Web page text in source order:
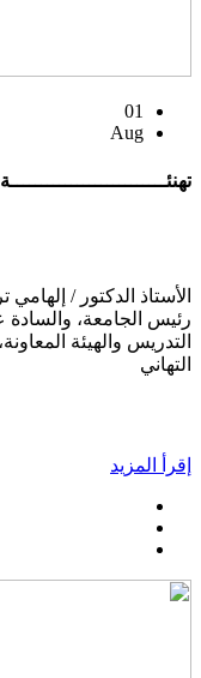
01
Aug
تهنئــــــــــــــــــــــــــة
التهاني
إقرأ المزيد